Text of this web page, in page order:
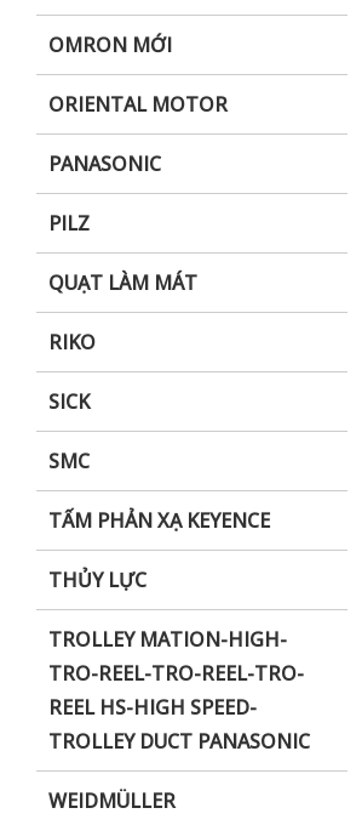
OMRON MỚI
ORIENTAL MOTOR
PANASONIC
PILZ
QUẠT LÀM MÁT
RIKO
SICK
SMC
TẤM PHẢN XẠ KEYENCE
THỦY LỰC
TROLLEY MATION-HIGH-
TRO-REEL-TRO-REEL-TRO-
REEL HS-HIGH SPEED-
TROLLEY DUCT PANASONIC
WEIDMÜLLER